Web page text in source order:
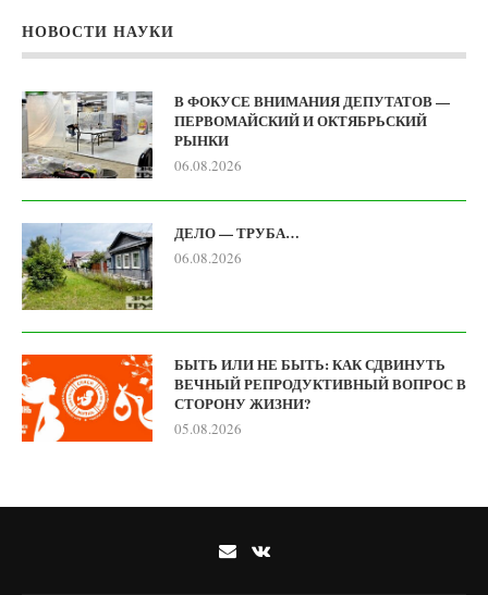
НОВОСТИ НАУКИ
В ФОКУСЕ ВНИМАНИЯ ДЕПУТАТОВ —
ПЕРВОМАЙСКИЙ И ОКТЯБРЬСКИЙ
РЫНКИ
06.08.2026
ДЕЛО — ТРУБА…
06.08.2026
БЫТЬ ИЛИ НЕ БЫТЬ: КАК СДВИНУТЬ
ВЕЧНЫЙ РЕПРОДУКТИВНЫЙ ВОПРОС В
СТОРОНУ ЖИЗНИ?
05.08.2026